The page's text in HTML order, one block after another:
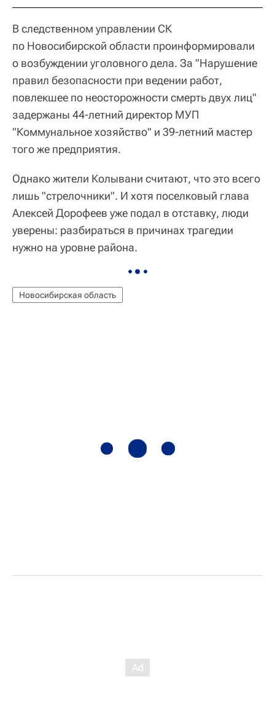
В следственном управлении СК
по Новосибирской области проинформировали
о возбуждении уголовного дела. За "Нарушение
правил безопасности при ведении работ,
повлекшее по неосторожности смерть двух лиц"
задержаны 44-летний директор МУП
"Коммунальное хозяйство" и 39-летний мастер
того же предприятия.
Однако жители Колывани считают, что это всего
лишь "стрелочники". И хотя поселковый глава
Алексей Дорофеев уже подал в отставку, люди
уверены: разбираться в причинах трагедии
нужно на уровне района.
Новосибирская область